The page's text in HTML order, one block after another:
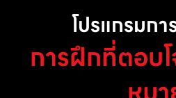
โปรแกรมก
การฝึกที่ตอบ
หม